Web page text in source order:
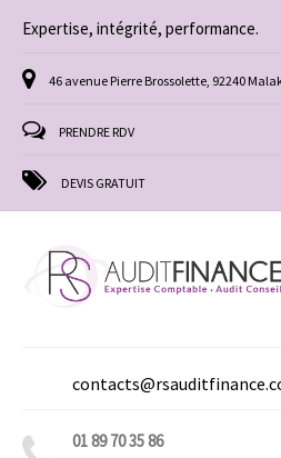
Expertise, intégrité, performance.
46 avenue Pierre Brossolette, 92240
PRENDRE RDV
DEVIS GRATUIT
01 89 70 35 86